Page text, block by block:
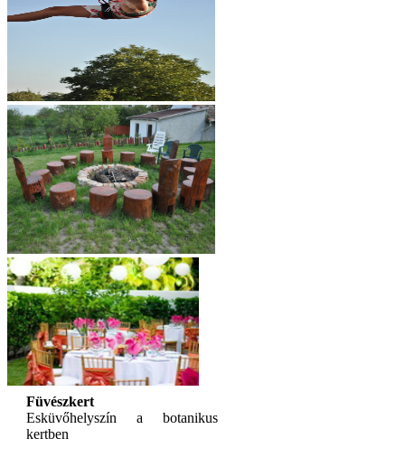
Füvészkert
Esküvőhelyszín a botanikus
kertben